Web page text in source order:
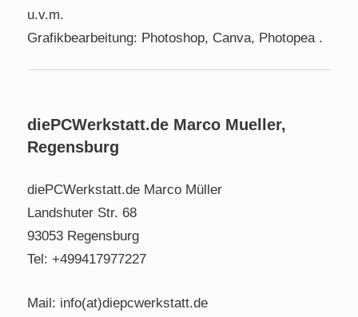
u.v.m.
Grafikbearbeitung: Photoshop, Canva, Photopea .
diePCWerkstatt.de Marco Mueller,
Regensburg
diePCWerkstatt.de Marco Müller
Landshuter Str. 68
93053 Regensburg
Tel: +499417977227
Mail: info(at)diepcwerkstatt.de